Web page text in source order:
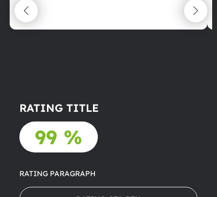
maximální spokojenost
22.06.2025
RATING TITLE
99 %
RATING PARAGRAPH